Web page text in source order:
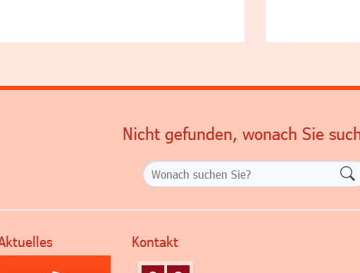
Nicht gefunden, wonach Sie
Kontakt